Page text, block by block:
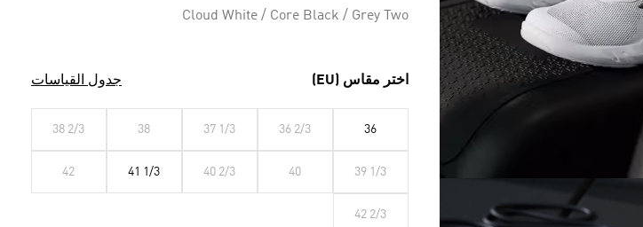
Cloud White / Core Black / Grey Two
اختر مقاس (EU) جدول القياسات
36
36 2/3
37 1/3
38
38 2/3
39 1/3
40
40 2/3
41 1/3
42
42 2/3